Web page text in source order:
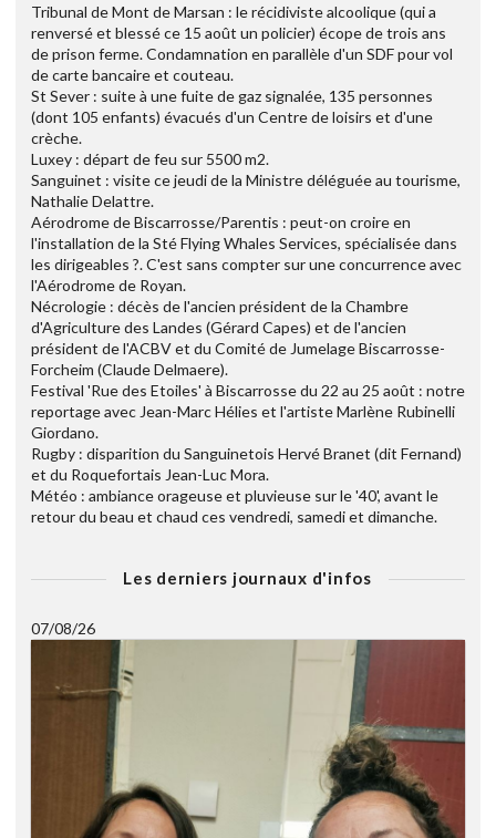
Tribunal de Mont de Marsan : le récidiviste alcoolique (qui a
renversé et blessé ce 15 août un policier) écope de trois ans
de prison ferme. Condamnation en parallèle d'un SDF pour vol
de carte bancaire et couteau.
St Sever : suite à une fuite de gaz signalée, 135 personnes
(dont 105 enfants) évacués d'un Centre de loisirs et d'une
crèche.
Luxey : départ de feu sur 5500 m2.
Sanguinet : visite ce jeudi de la Ministre déléguée au tourisme,
Nathalie Delattre.
Aérodrome de Biscarrosse/Parentis : peut-on croire en
l'installation de la Sté Flying Whales Services, spécialisée dans
les dirigeables ?. C'est sans compter sur une concurrence avec
l'Aérodrome de Royan.
Nécrologie : décès de l'ancien président de la Chambre
d'Agriculture des Landes (Gérard Capes) et de l'ancien
président de l'ACBV et du Comité de Jumelage Biscarrosse-
Forcheim (Claude Delmaere).
Festival 'Rue des Etoiles' à Biscarrosse du 22 au 25 août : notre
reportage avec Jean-Marc Hélies et l'artiste Marlène Rubinelli
Giordano.
Rugby : disparition du Sanguinetois Hervé Branet (dit Fernand)
et du Roquefortais Jean-Luc Mora.
Météo : ambiance orageuse et pluvieuse sur le '40', avant le
retour du beau et chaud ces vendredi, samedi et dimanche.
Les derniers journaux d'infos
07/08/26